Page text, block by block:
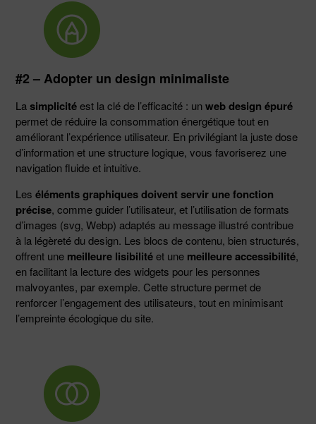
#2 – Adopter un design minimaliste
La simplicitéest la clé de l’efficacité : unweb design épuré
permet de réduire la consommation énergétique tout en
améliorant l’expérience utilisateur. En privilégiant la juste dose
d’information et une structure logique, vous favoriserez une
navigation fluide et intuitive.
Leséléments graphiques doivent servir une fonction
précise, comme guider l’utilisateur, et l’utilisation de formats
d’images (svg, Webp) adaptés au message illustré contribue
à la légèreté du design. Les blocs de contenu, bien structurés,
offrent une meilleure lisibilitéet une meilleure accessibilité,
en facilitant la lecture des widgets pour les personnes
malvoyantes, par exemple. Cette structure permet de
renforcer l’engagement des utilisateurs, tout en minimisant
l’empreinte écologique du site.